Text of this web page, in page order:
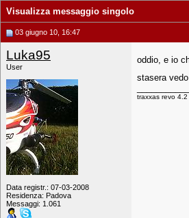
Visualizza messaggio singolo
03 giugno 10, 16:47
Luka95
User
Data registr.: 07-03-2008
Residenza: Padova
Messaggi: 1.061
oddio, e io
stasera
traxxas revo